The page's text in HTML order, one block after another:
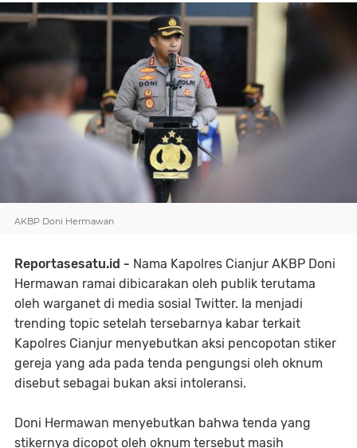
AKBP Doni Hermawan
Reportasesatu.id - Nama Kapolres Cianjur AKBP Doni
Hermawan ramai dibicarakan oleh publik terutama
oleh warganet di media sosial Twitter. Ia menjadi
trending topic setelah tersebarnya kabar terkait
Kapolres Cianjur menyebutkan aksi pencopotan stiker
gereja yang ada pada tenda pengungsi oleh oknum
disebut sebagai bukan aksi intoleransi.
Doni Hermawan menyebutkan bahwa tenda yang
stikernya dicopot oleh oknum tersebut masih